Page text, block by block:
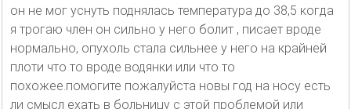
он не мог уснуть поднялась температура до 38,5 когда
я трогаю член он сильно у него болит , писает вроде
нормально, опухоль стала сильнее у него на крайней
плоти что то вроде водянки или что то
похожее.помогите пожалуйста новы год на носу есть
ли смысл ехать в больницу с этой проблемой или